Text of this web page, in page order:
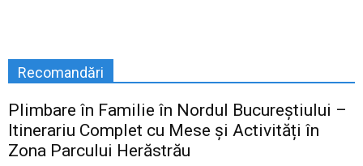
Recomandări
Plimbare în Familie în Nordul Bucureștiului –
Itinerariu Complet cu Mese și Activități în
Zona Parcului Herăstrău